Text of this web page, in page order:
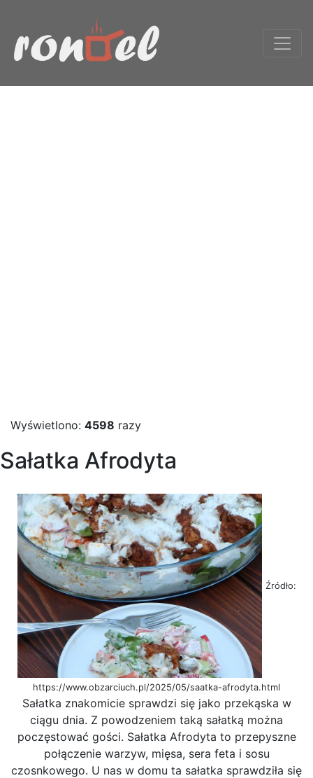
Wyświetlono: 4598 razy
Sałatka Afrodyta
Źródło:
https://www.obzarciuch.pl/2025/05/saatka-afrodyta.html
Sałatka znakomicie sprawdzi się jako przekąska w
ciągu dnia. Z powodzeniem taką sałatką można
poczęstować gości. Sałatka Afrodyta to przepyszne
połączenie warzyw, mięsa, sera feta i sosu
czosnkowego. U nas w domu ta sałatka sprawdziła się